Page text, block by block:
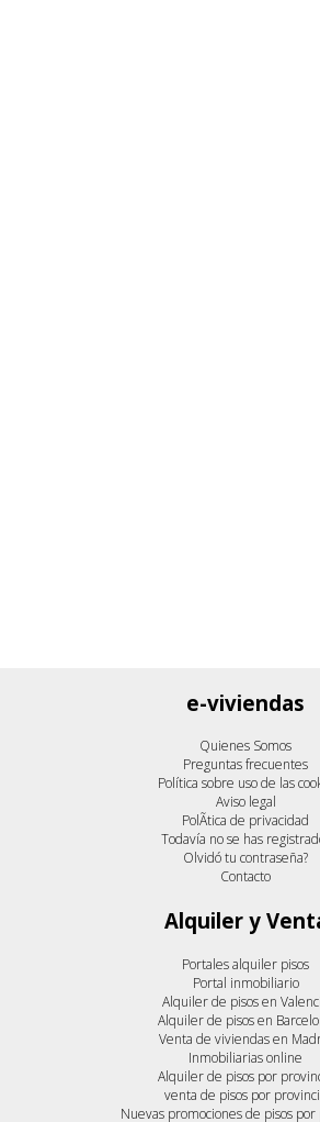
e-viviendas
Quienes Somos
Preguntas frecuentes
Política sobre uso de las
Aviso legal
PolÃ­tica de privacidad
Todavía no se has
Olvidó tu contraseña?
Contacto
Alquiler y
Portales alquiler pisos
Portal inmobiliario
Alquiler de pisos en
Alquiler de pisos en
Venta de viviendas en
Inmobiliarias online
Alquiler de pisos por
venta de pisos por
Nuevas promociones de pisos por